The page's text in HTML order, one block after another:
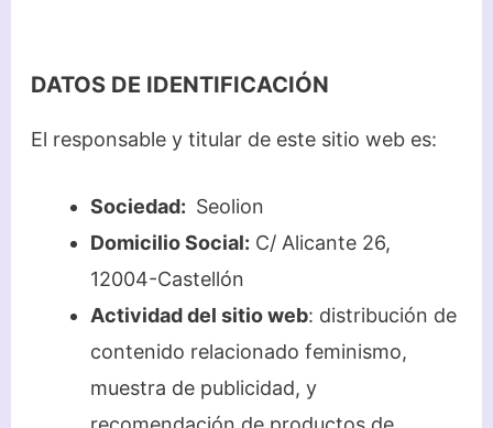
DATOS DE IDENTIFICACIÓN
El responsable y titular de este sitio web es:
Sociedad: Seolion
Domicilio Social: C/ Alicante 26,
12004-Castellón
Actividad del sitio web: distribución de
contenido relacionado feminismo,
muestra de publicidad, y